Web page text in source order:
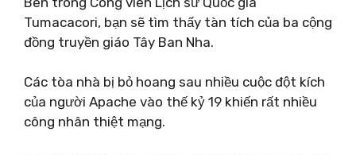
Tumacacori, bạn sẽ tìm thấy tàn tích của ba cộng
đồng truyền giáo Tây Ban Nha.
Các tòa nhà bị bỏ hoang sau nhiều cuộc đột kích
của người Apache vào thế kỷ 19 khiến rất nhiều
công nhân thiệt mạng.